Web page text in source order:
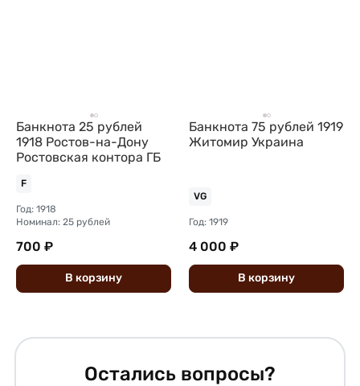
Банкнота 25 рублей
1918 Ростов-на-Дону
Ростовская контора ГБ
F
Год: 1918
Номинал: 25 рублей
700 ₽
В корзину
Банкнота 75 рублей 1919
Житомир Украина
VG
Год: 1919
4 000 ₽
В корзину
Остались вопросы?